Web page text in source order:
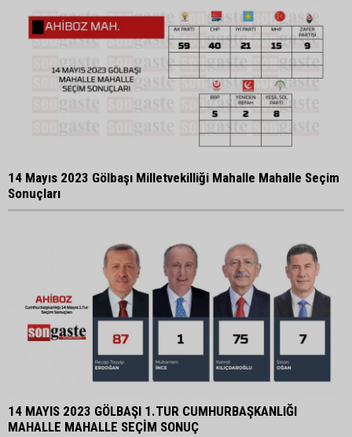
14 Mayıs 2023 Gölbaşı Milletvekilliği Mahalle Mahalle Seçim
Sonuçları
14 MAYIS 2023 GÖLBAŞI 1.TUR CUMHURBAŞKANLIĞI
MAHALLE MAHALLE SEÇİM SONUÇ